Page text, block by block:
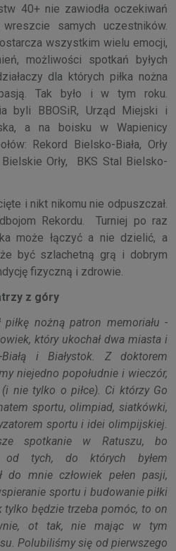
40+ nie zawiodła oczekiwań
samych uczestników.
wszystkim wielu emocji,
możliwości spotkań byłych
dla których piłka nożna
Tak było i w tym roku.
byli BBOSiR, Urząd Miejski i
a na boisku w Wapienicy
Rekord Bielsko-Biała, Orły
Orły, BKS Stal Bielsko-
i nikt nikomu nie odpuszczał.
Rekordu. Turniej po raz
może łączyć a nie dzielić, a
być szlachetną grą i dobrym
fizyczną i zdrowie.
z góry
nożną patron memoriału -
który ukochał dwa miasta i
i Białystok. Z doktorem
niejedno popołudnie i wieczór,
nie tylko o piłce). Ci którzy Go
sportu, olimpiad, siatkówki,
sportu i idei olimpijskiej.
spotkanie w Ratuszu, bo
od tych, do których byłem
do mnie człowiek pełen pasji,
sportu i budowanie piłki
będzie trzeba pomóc, to on
ot tak, nie mając w tym
Polubiliśmy się od pierwszego